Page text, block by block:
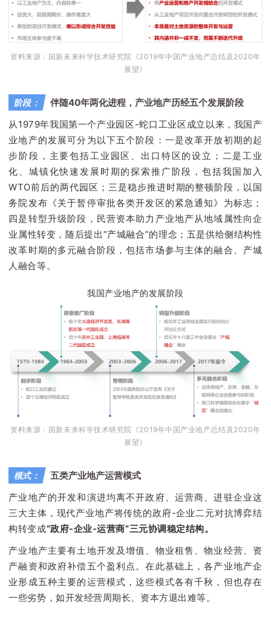
资料来源：国新未来科学技术研究院《2019年中国产业地产总结及2020年
展望》
阶段：
伴随40年两化进程，产业地产历经五个发展阶段
从1979年我国第一个产业园区-蛇口工业区成立以来，我国产
业地产的发展可分为以下五个阶段：一是改革开放初期的起
步阶段，主要包括工业园区、出口特区的设立；二是工业
化、城镇化快速发展时期的探索推广阶段，包括我国加入
WTO前后的两代园区；三是稳步推进时期的整顿阶段，以国
务院发布《关于暂停审批各类开发区的紧急通知》为标志；
四是转型升级阶段，民营资本助力产业地产从地域属性向企
业属性转变，随后提出“产城融合”的理念；五是供给侧结构性
改革时期的多元融合阶段，包括市场参与主体的融合、产城
人融合等。
我国产业地产的发展阶段
资料来源：国新未来科学技术研究院《2019年中国产业地产总结及2020年
展望》
模式：
五类产业地产运营模式
产业地产的开发和演进均离不开政府、运营商、进驻企业这
三大主体，现代产业地产将传统的政府-企业二元对抗博弈结
构转变成“政府-企业-运营商”三元协调稳定结构。
产业地产主要有土地开发及增值、物业租售、物业经营、资
产融资和政府补偿五个盈利点。在此基础上，各产业地产企
业形成五种主要的运营模式，这些模式各有千秋，但也存在
一些劣势，如开发经营周期长、资本方退出难等。